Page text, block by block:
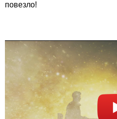
повезло!